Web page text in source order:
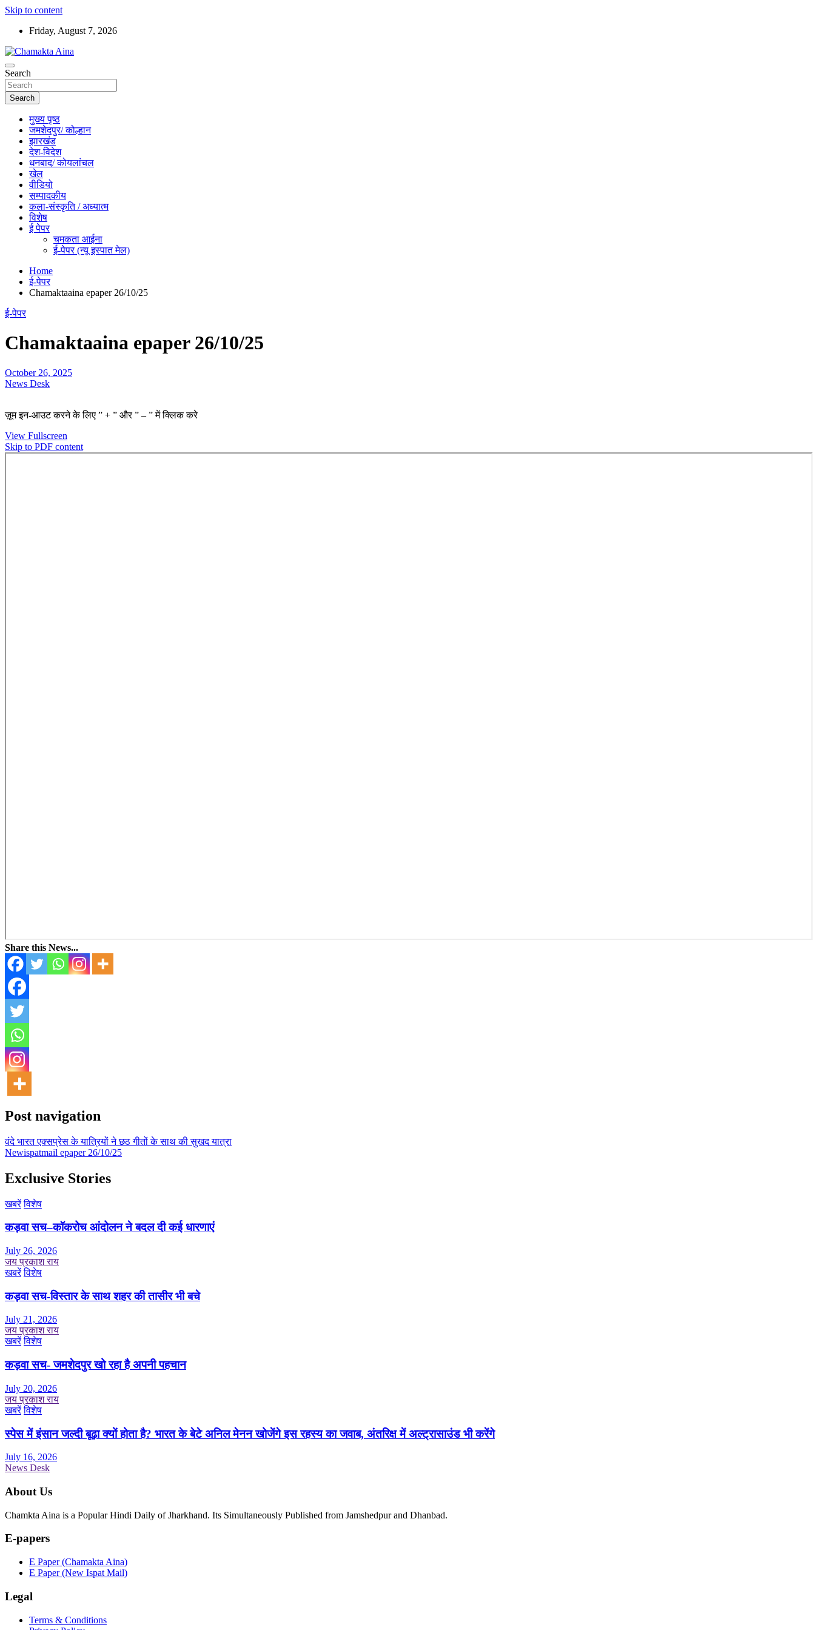
Skip to content
Friday, August 7, 2026
Chamakta Aina
Hindi News Paper – Jharkhand
Search
Search
मुख्य पृष्ठ
जमशेदपुर/ कोल्हान
झारखंड
देश-विदेश
धनबाद/ कोयलांचल
खेल
वीडियो
सम्पादकीय
कला-संस्कृति / अध्यात्म
विशेष
ई पेपर
चमकता आईना
ई-पेपर (न्यू इस्पात मेल)
Home
ई-पेपर
Chamaktaaina epaper 26/10/25
ई-पेपर
Chamaktaaina epaper 26/10/25
October 26, 2025
News Desk
ज़ूम इन-आउट करने के लिए ” + ” और ” – ” में क्लिक करे
View Fullscreen
Skip to PDF content
Share this News...
Post navigation
वंदे भारत एक्सप्रेस के यात्रियों ने छठ गीतों के साथ की सुखद यात्रा
Newispatmail epaper 26/10/25
Exclusive Stories
खबरें विशेष
कड़वा सच–कॉकरोच आंदोलन ने बदल दी कई धारणाएं
July 26, 2026
जय प्रकाश राय
खबरें विशेष
कड़वा सच-विस्तार के साथ शहर की तासीर भी बचे
July 21, 2026
जय प्रकाश राय
खबरें विशेष
कड़वा सच- जमशेदपुर खो रहा है अपनी पहचान
July 20, 2026
जय प्रकाश राय
खबरें विशेष
स्पेस में इंसान जल्दी बूढ़ा क्यों होता है? भारत के बेटे अनिल मेनन खोजेंगे इस रहस्य का जवाब, अंतरिक्ष में अल्ट्रासाउंड भी करेंगे
July 16, 2026
News Desk
About Us
Chamkta Aina is a Popular Hindi Daily of Jharkhand. Its Simultaneously Published from Jamshedpur and Dhanbad.
E-papers
E Paper (Chamakta Aina)
E Paper (New Ispat Mail)
Legal
Terms & Conditions